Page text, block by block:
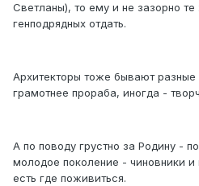
Светланы), то ему и не зазорно
генподрядных отдать.
Архитекторы тоже бывают разные
грамотнее прораба, иногда -
А по поводу грустно за Родину -
молодое поколение - чиновники и
есть где поживиться.